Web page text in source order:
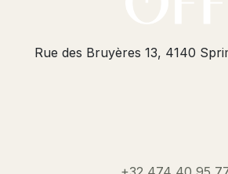
Rue des Bruyères 13, 4140